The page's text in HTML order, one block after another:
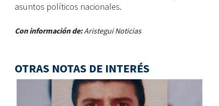
asuntos políticos nacionales.
Con información de:Aristegui Noticias
OTRAS NOTAS DE INTERÉS